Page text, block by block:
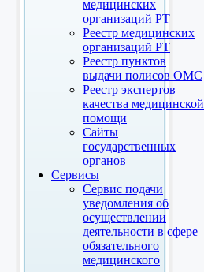
медицинских
организаций РТ
Реестр медицинских
организаций РТ
Реестр пунктов
выдачи полисов ОМС
Реестр экспертов
качества медицинской
помощи
Сайты
государственных
органов
Сервисы
Сервис подачи
уведомления об
осуществлении
деятельности в сфере
обязательного
медицинского